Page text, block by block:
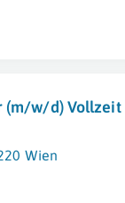
(m/w/d) Vollzeit
Wien